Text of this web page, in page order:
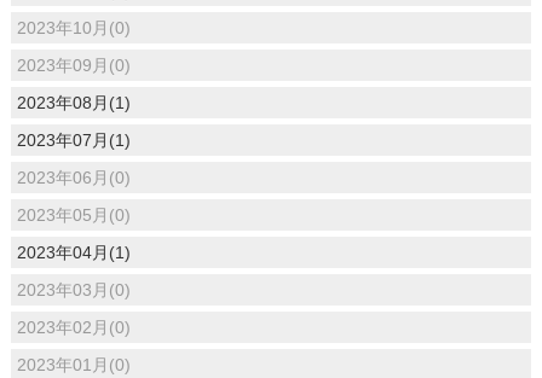
2023年10月(0)
2023年09月(0)
2023年08月(1)
2023年07月(1)
2023年06月(0)
2023年05月(0)
2023年04月(1)
2023年03月(0)
2023年02月(0)
2023年01月(0)